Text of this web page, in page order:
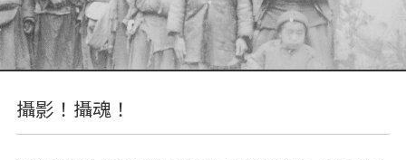
攝影！攝魂！